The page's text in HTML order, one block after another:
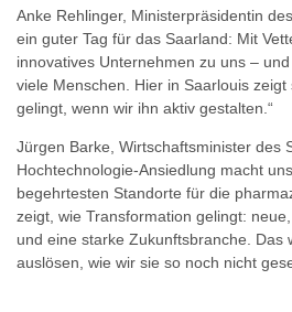
Anke Rehlinger, Ministerpräsidentin
ein guter Tag für das Saarland: Mit
innovatives Unternehmen zu uns –
viele Menschen. Hier in Saarlouis
gelingt, wenn wir ihn aktiv gestalten.“
Jürgen Barke, Wirtschaftsminister des
Hochtechnologie-Ansiedlung macht
begehrtesten Standorte für die
zeigt, wie Transformation gelingt:
und eine starke Zukunftsbranche. Das
auslösen, wie wir sie so noch nicht